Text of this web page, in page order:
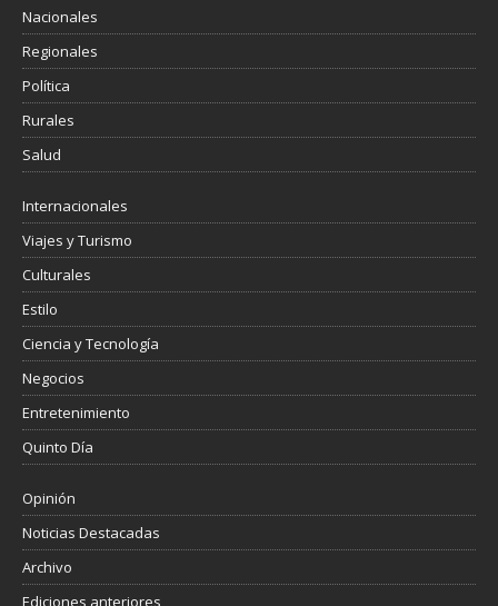
Nacionales
Regionales
Política
Rurales
Salud
Internacionales
Viajes y Turismo
Culturales
Estilo
Ciencia y Tecnología
Negocios
Entretenimiento
Quinto Día
Opinión
Noticias Destacadas
Archivo
Ediciones anteriores